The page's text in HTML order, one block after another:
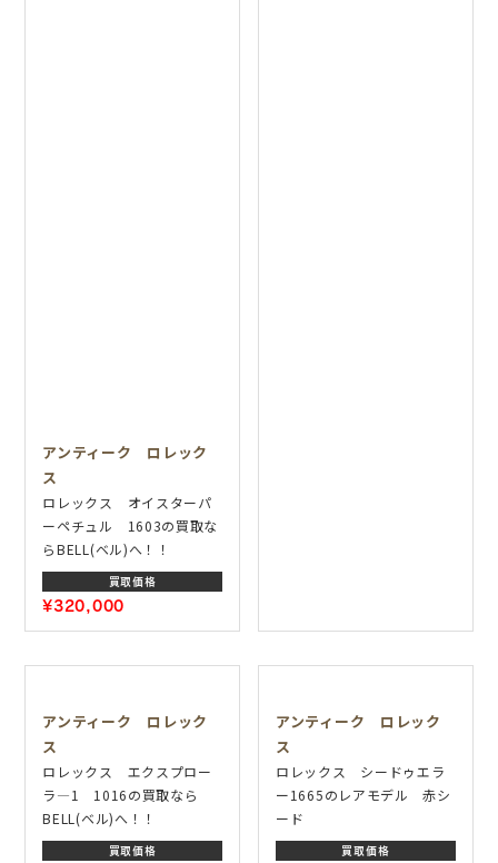
アンティーク ロレック
ス
ロレックス オイスターパ
ーペチュル 1603の買取な
らBELL(ベル)へ！！
買取価格
¥320,000
アンティーク ロレック
ス
ロレックス エクスプロー
ラ―1 1016の買取なら
BELL(ベル)へ！！
買取価格
アンティーク ロレック
ス
ロレックス シードゥエラ
ー1665のレアモデル 赤シ
ード
買取価格